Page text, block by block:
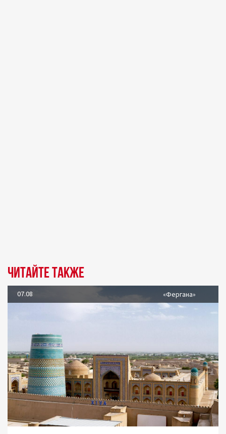
Читайте также
07.08 «Фергана»